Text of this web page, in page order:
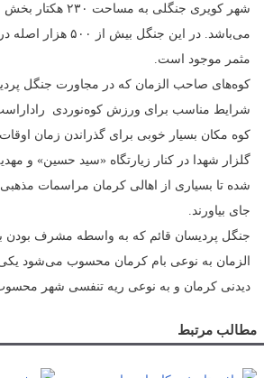
شهر کویری جنگلی به
می‌باشد. در این جنگل
مثمر موجود است.
کوه‌‌های صاحب الزمان که در مجاورت جنگل
شرایط مناسب برای ورزش کوه‌‌نوردی
کوه مکان بسیار خوبی برای گذراندن زمان
گلزار شهدا در کنار زیارتگاه «سید حسین» و
شده تا بسیاری از اهالی کرمان مراسمات
جای بیاورند.
جنگل پردیسان قائم که به واسطه مشرف بودن
الزمان به نوعی بام کرمان محسوب می‌شود یکی
دیدنی کرمان و به نوعی ریه تنفسی شهر
مطالب مرتبط